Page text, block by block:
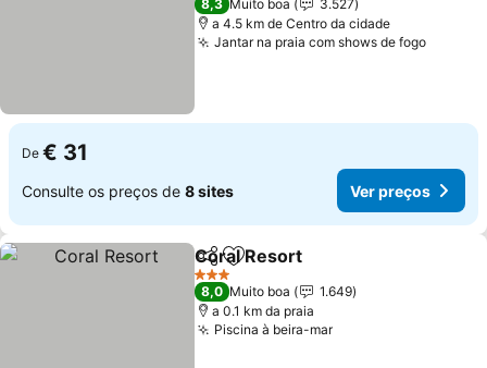
8,3 Muito boa
3.527
a 4.5 km de Centro da cidade
Jantar na praia com shows de fogo
De € 31
Consulte os preços de 8 sites Ver preços
PartilharAdicionar aos favoritos
Coral Resort
3 Estrelas
8,0 Muito boa
1.649
a 0.1 km da praia
Piscina à beira-mar